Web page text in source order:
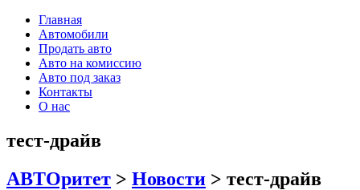
Главная
Автомобили
Продать авто
Авто на комиссию
Авто под заказ
Контакты
О нас
тест-драйв
АВТОритет > Новости > тест-драйв